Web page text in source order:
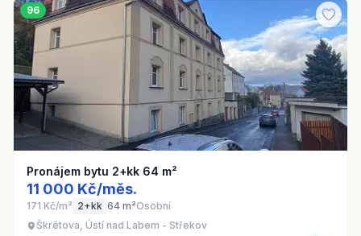
96
Pronájem bytu 2+kk 64 m²
11 000 Kč/měs.
171 Kč/m² 2+kk 64 m²Osobní
Škrétova, Ústí nad Labem - Střekov